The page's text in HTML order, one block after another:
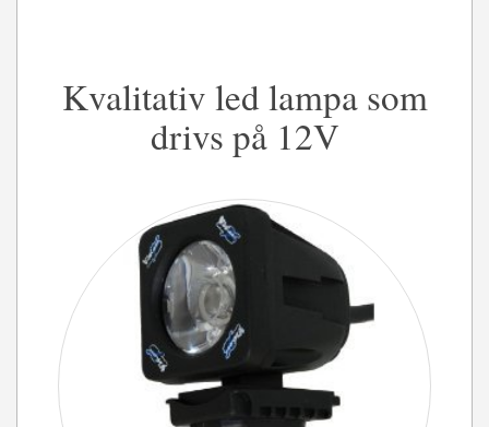
Kvalitativ led lampa som
drivs på 12V